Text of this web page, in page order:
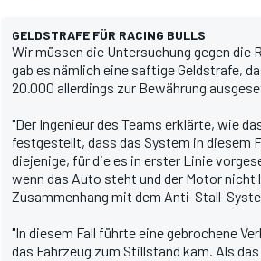
GELDSTRAFE FÜR RACING BULLS
Wir müssen die Untersuchung gegen die
gab es nämlich eine saftige Geldstrafe,
20.000 allerdings zur Bewährung
"Der Ingenieur des Teams erklärte, wie
festgestellt, dass das System in diesem
diejenige, für die es in erster Linie
wenn das Auto steht und der Motor
Zusammenhang mit dem Anti-Stall-
"In diesem Fall führte eine gebrochene
das Fahrzeug zum Stillstand kam. Als